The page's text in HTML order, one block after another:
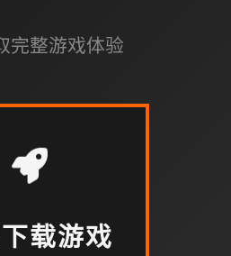
完整游戏体验
载游戏